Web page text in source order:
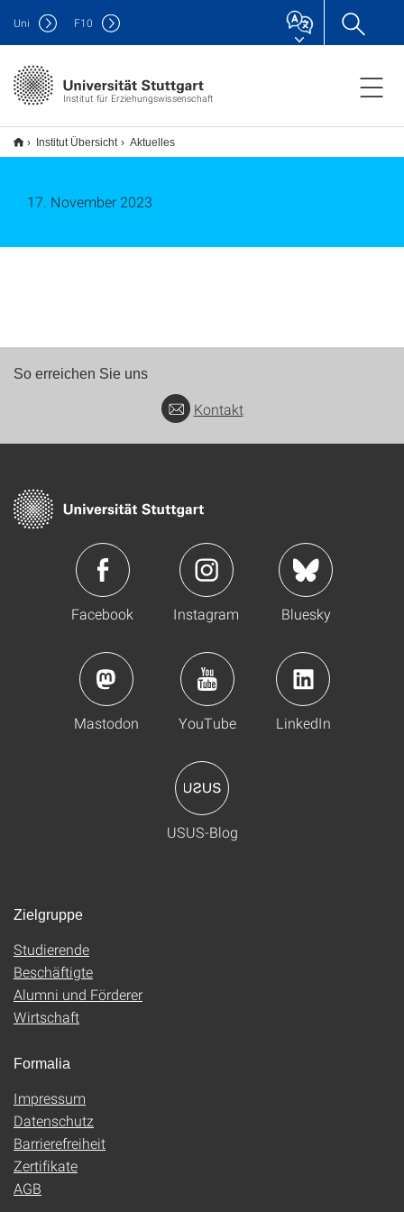
Institut für Erziehungswissenschaft
Uni F10
Institut Übersicht Aktuelles
17. November 2023
So erreichen Sie uns
Kontakt
Facebook Instagram Bluesky
Mastodon YouTube LinkedIn
USUS-Blog
Zielgruppe
Studierende
Beschäftigte
Alumni und Förderer
Wirtschaft
Formalia
Impressum
Datenschutz
Barrierefreiheit
Zertifikate
AGB